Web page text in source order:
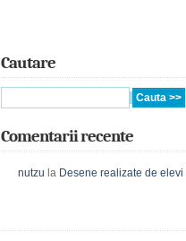
Cautare
Comentarii recente
nutzu la Desene realizate de elevi II